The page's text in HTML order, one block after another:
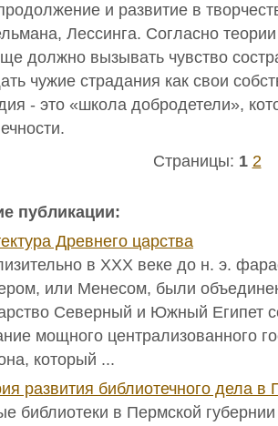
и развитие в
Лессинга. Согласно
должно вызывать чувство
чужие страдания как свои
- это «школа добродетели»,
Страницы: 1 2
публикации:
Древнего царства
в XXX веке до н. э.
или Менесом, были
Северный и Южный Египет
мощного централизованного
который ...
развития библиотечного дела в
библиотеки в Пермской